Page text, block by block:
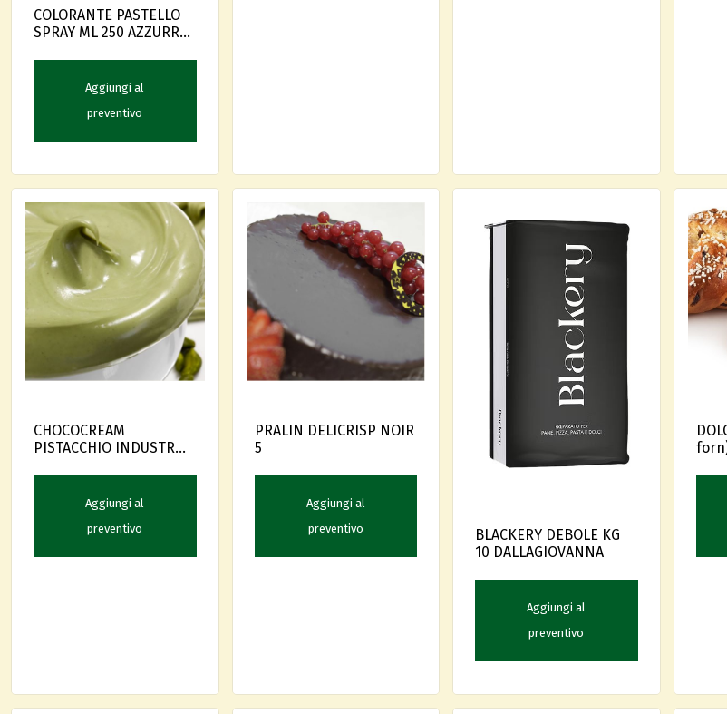
COLORANTE PASTELLO
SPRAY ML 250 AZZURRO
Aggiungi al
preventivo
CHOCOCREAM
PISTACCHIO INDUSTRY
Aggiungi al
preventivo
PRALIN DELICRISP NOIR
5
Aggiungi al
preventivo
BLACKERY DEBOLE KG
10 DALLAGIOVANNA
Aggiungi al
preventivo